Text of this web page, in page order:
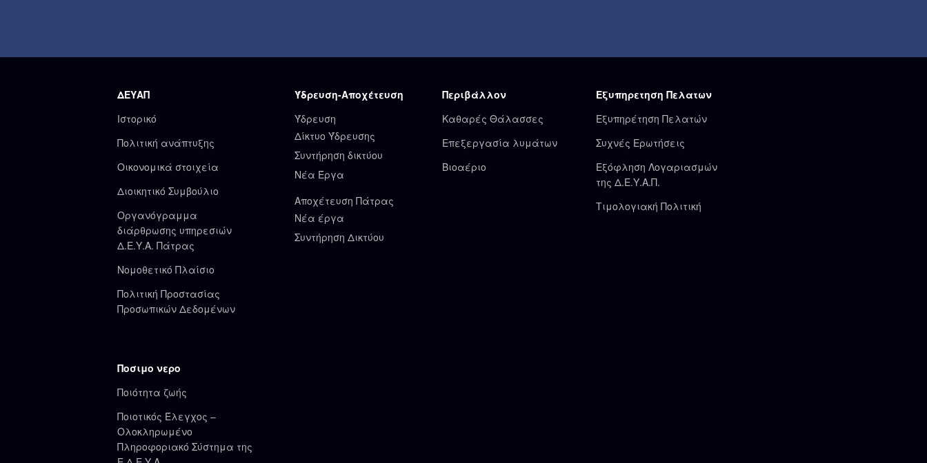
ΔΕΥΑΠ
Ιστορικό
Πολιτική ανάπτυξης
Οικονομικά στοιχεία
Διοικητικό Συμβούλιο
Οργανόγραμμα
διάρθρωσης υπηρεσιών
Δ.Ε.Υ.Α. Πάτρας
Νομοθετικό Πλαίσιο
Πολιτική Προστασίας
Προσωπικών Δεδομένων
Ύδρευση-Αποχέτευση
Ύδρευση
Δίκτυο Ύδρευσης
Συντήρηση δικτύου
Νέα Έργα
Αποχέτευση Πάτρας
Νέα έργα
Συντήρηση Δικτύου
Περιβάλλον
Καθαρές Θάλασσες
Επεξεργασία λυμάτων
Βιοαέριο
Εξυπηρετηση Πελατων
Εξυπηρέτηση Πελατών
Συχνές Ερωτήσεις
Εξόφληση Λογαριασμών
της Δ.Ε.Υ.Α.Π.
Τιμολογιακή Πολιτική
Ποσιμο νερο
Ποιότητα ζωής
Ποιοτικός Έλεγχος –
Ολοκληρωμένο
Πληροφοριακό Σύστημα της